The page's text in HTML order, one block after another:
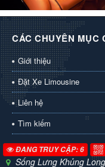
CÁC CHUYÊN MỤC
Giới thiệu
Đặt Xe Limousine
Liên hệ
Tìm kiếm
ĐANG TRUY CẬP: 6
Sống Lưng Khủng